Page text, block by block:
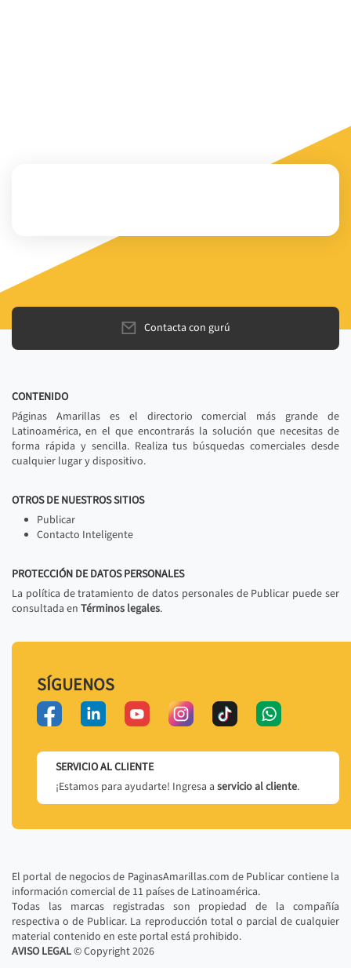
Contacta con gurú
CONTENIDO
Páginas Amarillas es el directorio comercial más grande de
Latinoamérica, en el que encontrarás la solución que necesitas de
forma rápida y sencilla. Realiza tus búsquedas comerciales desde
cualquier lugar y dispositivo.
OTROS DE NUESTROS SITIOS
Publicar
Contacto Inteligente
PROTECCIÓN DE DATOS PERSONALES
La política de tratamiento de datos personales de Publicar puede ser
consultada en Términos legales.
SÍGUENOS
SERVICIO AL CLIENTE
¡Estamos para ayudarte! Ingresa a servicio al cliente.
El portal de negocios de PaginasAmarillas.com de Publicar contiene la
información comercial de 11 países de Latinoamérica.
Todas las marcas registradas son propiedad de la compañía
respectiva o de Publicar. La reproducción total o parcial de cualquier
material contenido en este portal está prohibido.
AVISO LEGAL© Copyright2026